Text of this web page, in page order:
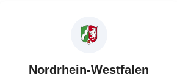
Nordrhein-Westfalen